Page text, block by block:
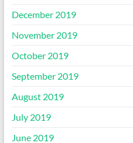
December 2019
November 2019
October 2019
September 2019
August 2019
July 2019
June 2019